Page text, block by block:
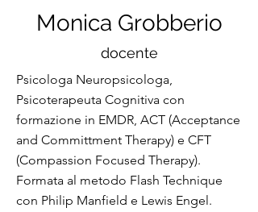
Monica Grobberio
docente
Psicologa Neuropsicologa,
Psicoterapeuta Cognitiva con
formazione in EMDR, ACT (Acceptance
and Committment Therapy) e CFT
(Compassion Focused Therapy).
Formata al metodo Flash Technique
con Philip Manfield e Lewis Engel.